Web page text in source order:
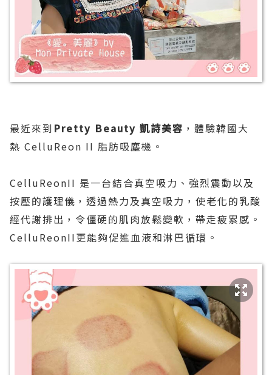
最近來到 Pretty Beauty 凱詩美容 ，體驗韓國大
熱 CelluReon II 脂肪吸塵機。
CelluReonII 是一台結合真空吸力、強烈震動以及
按壓的護理儀，透過熱力及真空吸力，使老化的乳酸
經代謝排出，令僵硬的肌肉放鬆變軟，帶走疲累感。
CelluReonII更能夠促進血液和淋巴循環。